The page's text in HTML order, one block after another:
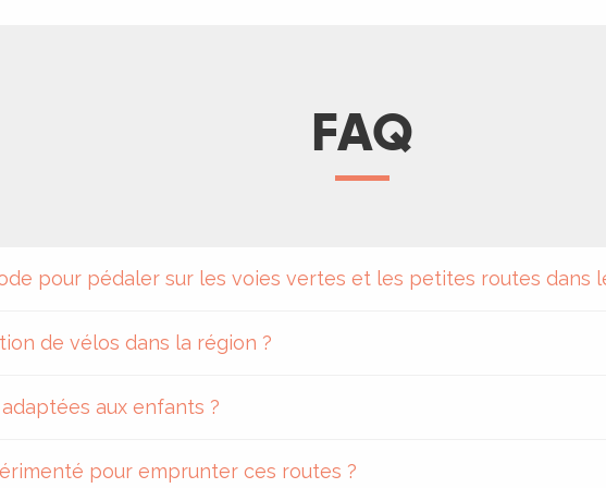
FAQ
pour pédaler sur les voies vertes et les petites routes dans
de vélos dans la région ?
aux enfants ?
pour emprunter ces routes ?